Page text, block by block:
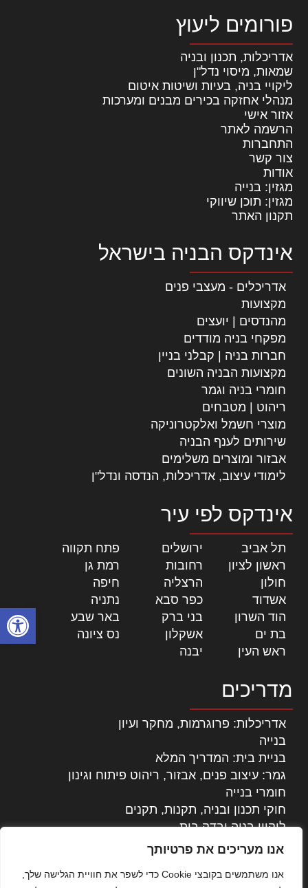
פתח
אנו מעריכים את פרטיותך
אנו משתמשים בקובצי Cookie כדי לשפר את חוויית הגלישה שלך,
פורומים ליעוץ
אדריכלות, תכנון ובניה
שמאות, מיסוי נדל"ן
ליקויי בניה, בעיות ושיטות איטום
מנהלי אחזקה בכירים מבנים ומערכות
אזור אישי
הרשמה לאתר
התחברות
צור קשר
אודות
מגזין: בנייה
מגזין: תוכן שיווקי
תקנון האתר
אינדקס הבניה בישראל
אדריכלים - מעצבי פנים
מקצועות
מהנדסים | יועצים
מפקחי בניה מודדים
חברות בניה | קבלני בניין
מקצועות הבניה השונים
חומרי בניה וגמר
ריהוט | מטבחים
מוצרי חשמל ואלקטרוניקה
שירותים לענף הבניה
אבזור ומוצרים משלימים
לימודי עיצוב, אדריכלות, הנדסה ונדל"ן
אינדקס לפי עיר
תל אביב ירושלים פתח תקווה
ראשון לציון
רחובות רמת גן
חולון
הרצליה חיפה
אשדוד
כפר סבא נתניה
הוד השרון
בני ברק באר שבע
בת ים
אשקלון נס ציונה
ראש העין
יבנה
מדריכים
אדריכלות: פרוגרמות, מחקר ועיון
בנייה
בניית בית: המדריך המלא
גמר: עיצוב פנים, אבזור, ריהוט פיתוח וגינון
חומרי בנייה
חוקי תכנון ובניה, תקנות, תקנים
ליקויי בניה ובדק בית
נדל"ן: זכויות, אגרות ועסקאות
עקרונות ניהול אחזקה מתקדמות